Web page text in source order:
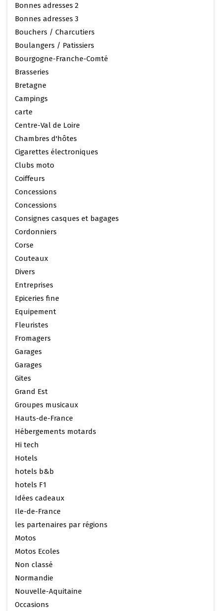
Bonnes adresses 2
Bonnes adresses 3
Bouchers / Charcutiers
Boulangers / Patissiers
Bourgogne-Franche-Comté
Brasseries
Bretagne
Campings
carte
Centre-Val de Loire
Chambres d'hôtes
Cigarettes électroniques
Clubs moto
Coiffeurs
Concessions
Concessions
Consignes casques et bagages
Cordonniers
Corse
Couteaux
Divers
Entreprises
Epiceries fine
Equipement
Fleuristes
Fromagers
Garages
Garages
Gites
Grand Est
Groupes musicaux
Hauts-de-France
Hébergements motards
Hi tech
Hotels
hotels b&b
hotels F1
Idées cadeaux
Ile-de-France
les partenaires par régions
Motos
Motos Ecoles
Non classé
Normandie
Nouvelle-Aquitaine
Occasions